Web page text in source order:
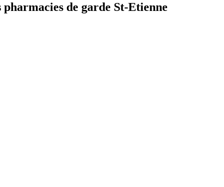
de garde St-Etienne